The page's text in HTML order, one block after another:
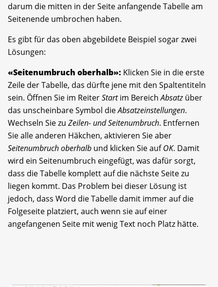
darum die mitten in der Seite anfangende Tabelle am
Seitenende umbrochen haben.
Es gibt für das oben abgebildete Beispiel sogar zwei
Lösungen:
«Seitenumbruch oberhalb»: Klicken Sie in die erste
Zeile der Tabelle, das dürfte jene mit den Spaltentiteln
sein. Öffnen Sie im ReiterStartim BereichAbsatz über
das unscheinbare Symbol dieAbsatzeinstellungen.
Wechseln Sie zu Zeilen- und Seitenumbruch. Entfernen
Sie alle anderen Häkchen, aktivieren Sie aber
Seitenumbruch oberhalb und klicken Sie aufOK. Damit
wird ein Seitenumbruch eingefügt, was dafür sorgt,
dass die Tabelle komplett auf die nächste Seite zu
liegen kommt. Das Problem bei dieser Lösung ist
jedoch, dass Word die Tabelle damit immer auf die
Folgeseite platziert, auch wenn sie auf einer
angefangenen Seite mit wenig Text noch Platz hätte.